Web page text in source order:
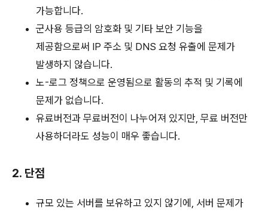
가능합니다.
군사용 등급의 암호화 및 기타 보안 기능을
제공함으로써 IP 주소 및 DNS 요청 유출에 문제가
발생하지 않습니다.
노-로그 정책으로 운영됨으로 활동의 추적 및 기록에
문제가 없습니다.
유료버전과 무료버전이 나누어져 있지만, 무료 버전만
사용하더라도 성능이 매우 좋습니다.
2. 단점
규모 있는 서버를 보유하고 있지 않기에, 서버 문제가